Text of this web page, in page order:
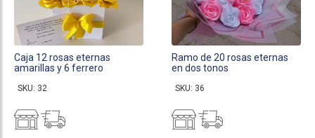
Caja 12 rosas eternas
amarillas y 6 ferrero
SKU: 32
Ramo de 20 rosas eternas
en dos tonos
SKU: 36